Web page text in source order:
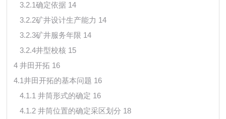
3.2.1确定依据 14
3.2.2矿井设计生产能力 14
3.2.3矿井服务年限 14
3.2.4井型校核 15
4 井田开拓 16
4.1井田开拓的基本问题 16
4.1.1 井筒形式的确定 16
4.1.2 井筒位置的确定采区划分 18